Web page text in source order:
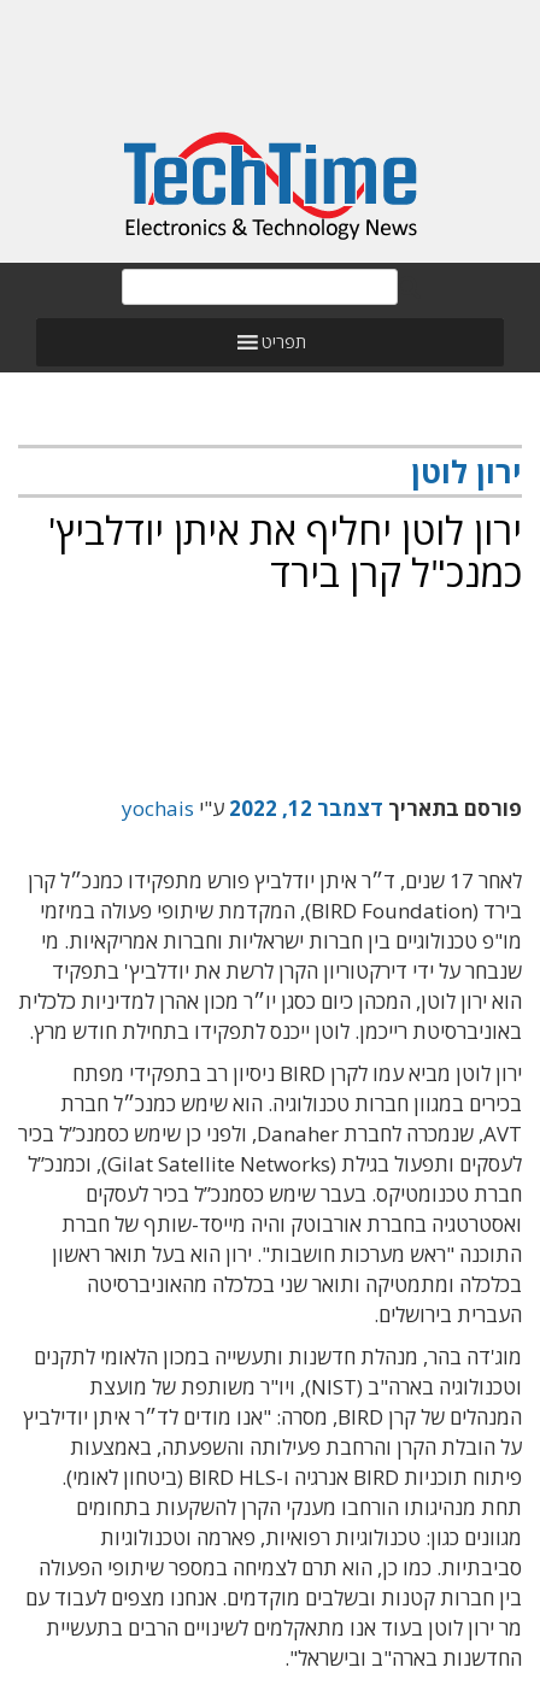
תפריט
ירון לוטן
ירון לוטן יחליף את איתן יודלביץ'
כמנכ"ל קרן בירד
פורסם בתאריך דצמבר 12, 2022 ע"י yochais
לאחר 17 שנים, ד״ר איתן יודלביץ פורש מתפקידו כמנכ״ל קרן
בירד (BIRD Foundation), המקדמת שיתופי פעולה במיזמי
מו"פ טכנולוגיים בין חברות ישראליות וחברות אמריקאיות. מי
שנבחר על ידי דירקטוריון הקרן לרשת את יודלביץ' בתפקיד
הוא ירון לוטן, המכהן כיום כסגן יו״ר מכון אהרן למדיניות כלכלית
באוניברסיטת רייכמן. לוטן ייכנס לתפקידו בתחילת חודש מרץ.
ירון לוטן מביא עמו לקרן BIRD ניסיון רב בתפקידי מפתח
בכירים במגוון חברות טכנולוגיה. הוא שימש כמנכ״ל חברת
AVT, שנמכרה לחברת Danaher, ולפני כן שימש כסמנכ”ל בכיר
לעסקים ותפעול בגילת (Gilat Satellite Networks), וכמנכ”ל
חברת טכנומטיקס. בעבר שימש כסמנכ”ל בכיר לעסקים
ואסטרטגיה בחברת אורבוטק והיה מייסד-שותף של חברת
התוכנה "ראש מערכות חושבות". ירון הוא בעל תואר ראשון
בכלכלה ומתמטיקה ותואר שני בכלכלה מהאוניברסיטה
העברית בירושלים.
מוג'דה בהר, מנהלת חדשנות ותעשייה במכון הלאומי לתקנים
וטכנולוגיה בארה"ב (NIST), ויו"ר משותפת של מועצת
המנהלים של קרן BIRD, מסרה:
"אנו מודים לד״ר איתן יודילביץ
על הובלת הקרן והרחבת פעילותה והשפעתה, באמצעות
פיתוח תוכניות BIRD אנרגיה ו-BIRD HLS (ביטחון לאומי).
תחת מנהיגותו הורחבו מענקי הקרן להשקעות בתחומים
מגוונים כגון: טכנולוגיות רפואיות, פארמה וטכנולוגיות
סביבתיות. כמו כן, הוא תרם לצמיחה במספר שיתופי הפעולה
בין חברות קטנות ובשלבים מוקדמים. אנחנו מצפים לעבוד עם
מר ירון לוטן בעוד אנו מתאקלמים לשינויים הרבים בתעשיית
החדשנות בארה"ב ובישראל".